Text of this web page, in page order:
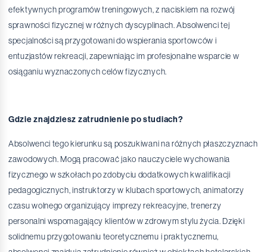
efektywnych programów treningowych, z naciskiem na rozwój
sprawności fizycznej w różnych dyscyplinach. Absolwenci tej
specjalności są przygotowani do wspierania sportowców i
entuzjastów rekreacji, zapewniając im profesjonalne wsparcie w
osiąganiu wyznaczonych celów fizycznych.
Gdzie znajdziesz zatrudnienie po studiach?
Absolwenci tego kierunku są poszukiwani na różnych płaszczyznach
zawodowych. Mogą pracować jako nauczyciele wychowania
fizycznego w szkołach po zdobyciu dodatkowych kwalifikacji
pedagogicznych, instruktorzy w klubach sportowych, animatorzy
czasu wolnego organizujący imprezy rekreacyjne, trenerzy
personalni wspomagający klientów w zdrowym stylu życia. Dzięki
solidnemu przygotowaniu teoretycznemu i praktycznemu,